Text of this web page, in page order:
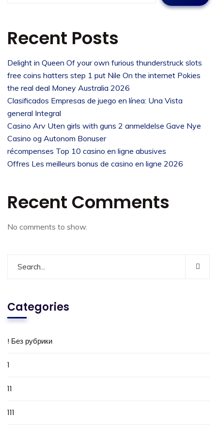
Recent Posts
Delight in Queen Of your own furious thunderstruck slots
free coins hatters step 1 put Nile On the internet Pokies
the real deal Money Australia 2026
Clasificados Empresas de juego en línea: Una Vista
general Integral
Casino Arv Uten girls with guns 2 anmeldelse Gave Nye
Casino og Autonom Bonuser
récompenses Top 10 casino en ligne abusives
Offres Les meilleurs bonus de casino en ligne 2026
Recent Comments
No comments to show.
Categories
! Без рубрики
1
11
111